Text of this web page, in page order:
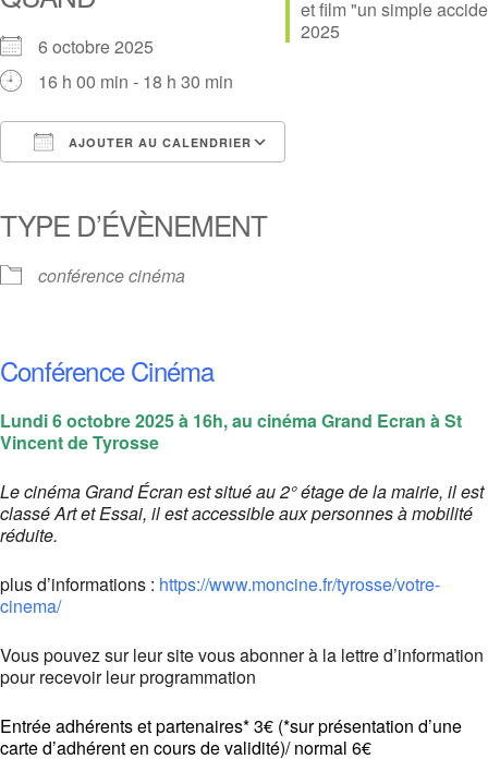
Link
6 octobre 2025
16 h 00 min - 18 h 30 min
AJOUTER AU CALENDRIER
TYPE D’ÉVÈNEMENT
conférence cinéma
Conférence Cinéma
Lundi 6 octobre 2025 à 16h, au cinéma Grand Ecran à St
Vincent de Tyrosse
Le cinéma Grand Écran est situé au 2° étage de la mairie, il est
classé Art et Essai, il est accessible aux personnes à mobilité
réduite.
plus d’informations : https://www.moncine.fr/tyrosse/votre-
cinema/
Vous pouvez sur leur site vous abonner à la lettre d’information
pour recevoir leur programmation
Entrée adhérents et partenaires* 3€ (​*sur présentation d’une
carte d’adhérent en cours de validité)/ normal 6€